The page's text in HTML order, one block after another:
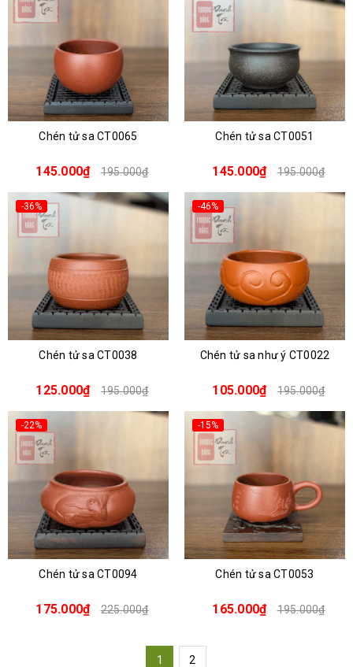
Chén tử sa CT0065
145.000₫ 195.000₫
Chén tử sa CT0051
145.000₫ 195.000₫
-36%
Chén tử sa CT0038
125.000₫ 195.000₫
-46%
Chén tử sa như ý CT0022
105.000₫ 195.000₫
-22%
Chén tử sa CT0094
175.000₫ 225.000₫
-15%
Chén tử sa CT0053
165.000₫ 195.000₫
1 2